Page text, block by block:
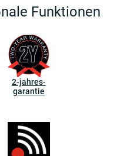
Funktionen
2-jahres-
garantie